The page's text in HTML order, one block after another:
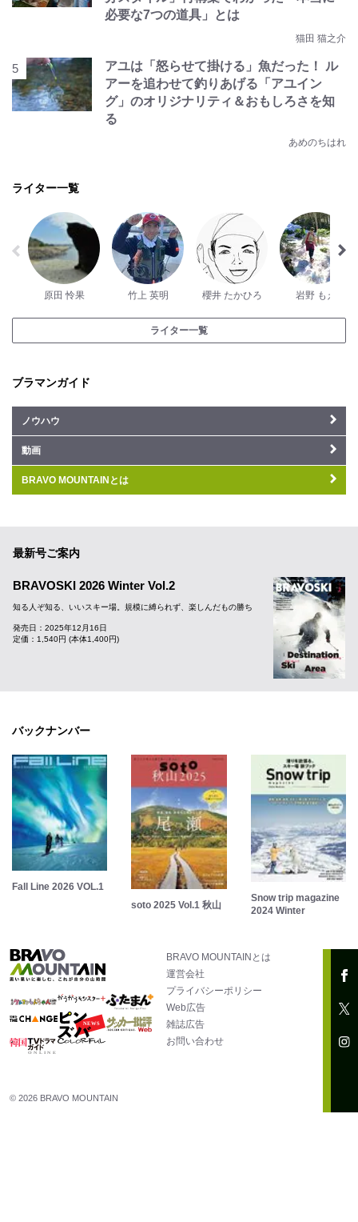
必要な7つの道具」とは
猫田 猫之介
アユは「怒らせて掛ける」魚だった！ ル
アーを追わせて釣りあげる「アユイン
グ」のオリジナリティ＆おもしろさを知
る
あめのちはれ
ライター一覧
原田 怜果 竹上 英明 櫻井 たかひろ 岩野 もえ
ライター一覧
ブラマンガイド
ノウハウ
動画
BRAVO MOUNTAINとは
最新号ご案内
BRAVOSKI 2026 Winter Vol.2
知る人ぞ知る、いいスキー場。規模に縛られず、楽しんだもの勝ち
発売日：2025年12月16日
定価：1,540円 (本体1,400円)
バックナンバー
Fall Line 2026 VOL.1
soto 2025 Vol.1 秋山
Snow trip magazine
2024 Winter
BRAVO MOUNTAINとは
運営会社
プライバシーポリシー
Web広告
雑誌広告
お問い合わせ
© 2026 BRAVO MOUNTAIN